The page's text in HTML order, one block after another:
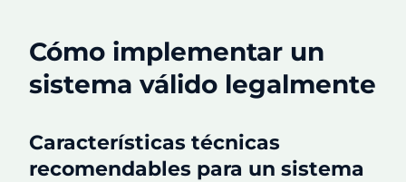
Cómo implementar un
sistema válido legalmente
Características técnicas
recomendables para un sistema